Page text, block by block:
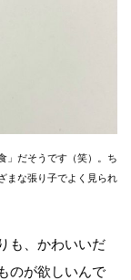
」だそうです（笑）。ち
まな張り子でよく見られ
も、かわいいだ
のが欲しいんで